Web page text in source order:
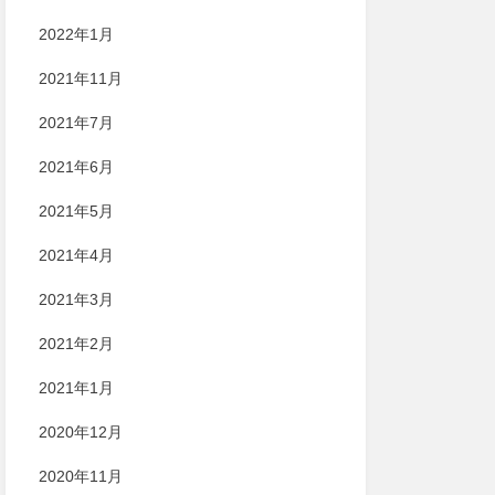
2022年1月
2021年11月
2021年7月
2021年6月
2021年5月
2021年4月
2021年3月
2021年2月
2021年1月
2020年12月
2020年11月